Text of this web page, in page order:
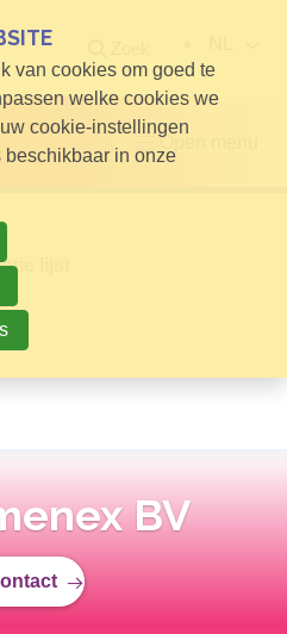
Open menu
lijst
BV
van cookies om goed te
welke cookies we
cookie-instellingen
in onze